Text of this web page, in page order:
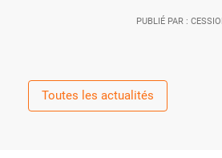
PUBLIÉ PAR :
Toutes les actualités